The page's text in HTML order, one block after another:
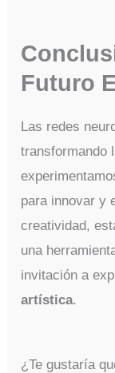
Futuro
Las redes
transformando
para innovar y
creatividad,
una
invitación a
artística.
¿Te gustaría